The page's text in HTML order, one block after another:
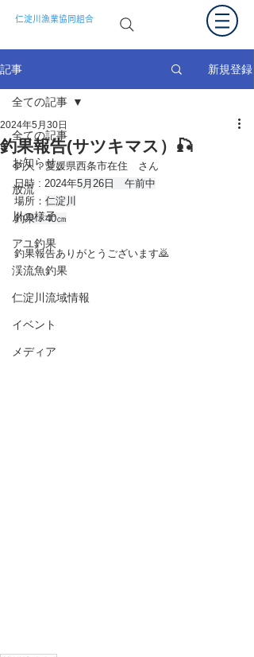
仁淀川漁業協同組合
記事 新規登録
全ての記事
お知らせ
放流
川の様子
アユ釣果
渓流魚釣果
仁淀川流域情報
イベント
メディア
全ての記事
釣果報告(サツキマス）🎣
2024年5月30日
釣人：愛媛県西条市在住　さん
日時 : 2024年5月26 日　午前中
場所： 仁淀川
釣果：40㎝
釣果報告ありがとうございます🙇